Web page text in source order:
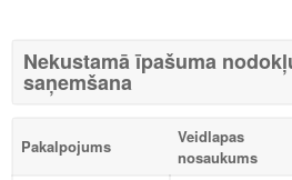
Nekustamā īpašuma
saņemšana
Pakalpojums
Veidlapas
nosaukums